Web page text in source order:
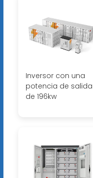
Inversor con una
potencia de salida
de 196kw